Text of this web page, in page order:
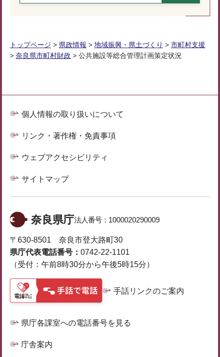
トップページ > 県政情報 > 地域振興・県土づくり > 市町村支援
> 奈良県市町村財政 > 公共施設等総合管理計画策定状況
個人情報の取り扱いについて
リンク・著作権・免責事項
ウェブアクセシビリティ
サイトマップ
奈良県庁法人番号： 1000020290009
〒630-8501 奈良市登大路町30
県庁代表電話番号： 0742-22-1101
（受付：午前8時30分から午後5時15分）
手話リンクのご案内
県庁各課室への電話番号を見る
庁舎案内